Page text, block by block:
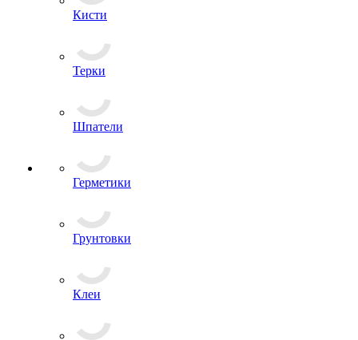
Кисти
Терки
Шпатели
Герметики
Грунтовки
Клеи